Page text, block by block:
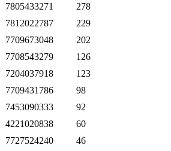
7805433271
278
7812022787
229
7709673048
202
7708543279
126
7204037918
123
7709431786
98
7453090333
92
4221020838
60
7727524240
46